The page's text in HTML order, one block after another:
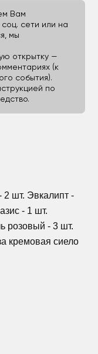
Вам
сети или на
мы
открытку —
(к
события).
по
2 шт. Эвкалипт -
- 1 шт.
розовый - 3 шт.
кремовая сиело